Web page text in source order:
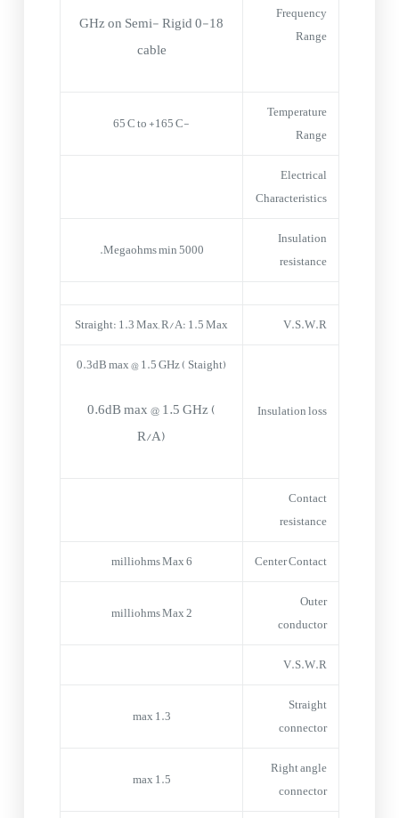
Frequency
Range
0-18 GHz on Semi- Rigid
cable
Temperature
Range
-65°C to +165°C
Electrical
Characteristics
Insulation
resistance
5000 Megaohms min.
V.S.W.R
Straight: 1.3 Max, R/A: 1.5 Max
Insulation loss
0.3dB max @ 1.5 GHz ( Staight)
0.6dB max @ 1.5 GHz (
R/A)
Contact
resistance
Center Contact
6 milliohms Max
Outer
conductor
2 milliohms Max
V.S.W.R
Straight
connector
1.3 max
Right angle
connector
1.5 max